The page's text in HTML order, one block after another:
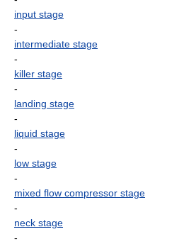
input stage
-
intermediate stage
-
killer stage
-
landing stage
-
liquid stage
-
low stage
-
mixed flow compressor stage
-
neck stage
-